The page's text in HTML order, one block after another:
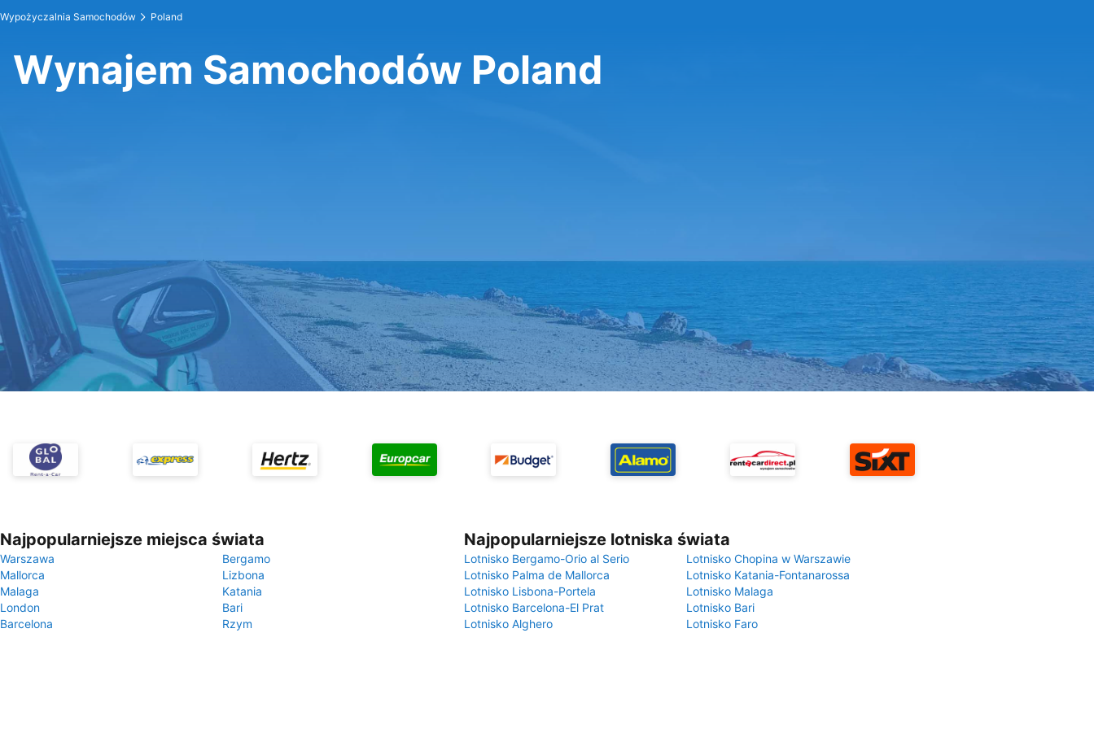
Wypożyczalnia Samochodów Poland
Wynajem Samochodów Poland
Najpopularniejsze miejsca świata
Warszawa
Bergamo
Mallorca
Lizbona
Malaga
Katania
London
Bari
Barcelona
Rzym
Najpopularniejsze lotniska świata
Lotnisko Bergamo-Orio al Serio
Lotnisko Chopina w Warszawie
Lotnisko Palma de Mallorca
Lotnisko Katania-Fontanarossa
Lotnisko Lisbona-Portela
Lotnisko Malaga
Lotnisko Barcelona-El Prat
Lotnisko Bari
Lotnisko Alghero
Lotnisko Faro